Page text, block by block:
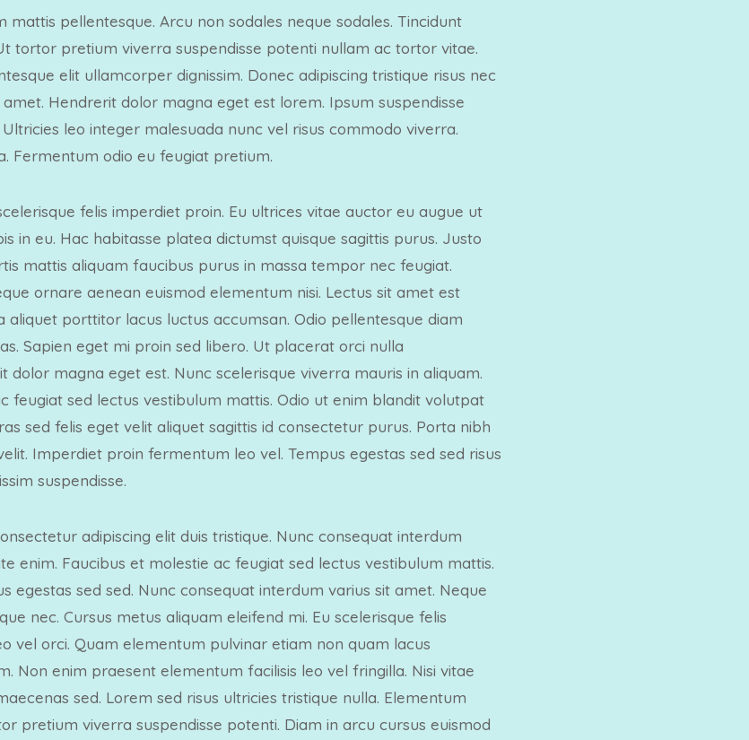
pellentesque. Arcu non sodales neque sodales. Tincidunt
tortor pretium viverra suspendisse potenti nullam ac tortor vitae.
elit ullamcorper dignissim. Donec adipiscing tristique risus nec
Hendrerit dolor magna eget est lorem. Ipsum suspendisse
leo integer malesuada nunc vel risus commodo viverra.
Fermentum odio eu feugiat pretium.
felis imperdiet proin. Eu ultrices vitae auctor eu augue ut
in eu. Hac habitasse platea dictumst quisque sagittis purus. Justo
mattis aliquam faucibus purus in massa tempor nec feugiat.
ornare aenean euismod elementum nisi. Lectus sit amet est
aliquet porttitor lacus luctus accumsan. Odio pellentesque diam
Sapien eget mi proin sed libero. Ut placerat orci nulla
dolor magna eget est. Nunc scelerisque viverra mauris in aliquam.
feugiat sed lectus vestibulum mattis. Odio ut enim blandit volutpat
sed felis eget velit aliquet sagittis id consectetur purus. Porta nibh
Imperdiet proin fermentum leo vel. Tempus egestas sed sed risus
suspendisse.
adipiscing elit duis tristique. Nunc consequat interdum
enim. Faucibus et molestie ac feugiat sed lectus vestibulum mattis.
egestas sed sed. Nunc consequat interdum varius sit amet. Neque
nec. Cursus metus aliquam eleifend mi. Eu scelerisque felis
vel orci. Quam elementum pulvinar etiam non quam lacus
Non enim praesent elementum facilisis leo vel fringilla. Nisi vitae
sed. Lorem sed risus ultricies tristique nulla. Elementum
pretium viverra suspendisse potenti. Diam in arcu cursus euismod